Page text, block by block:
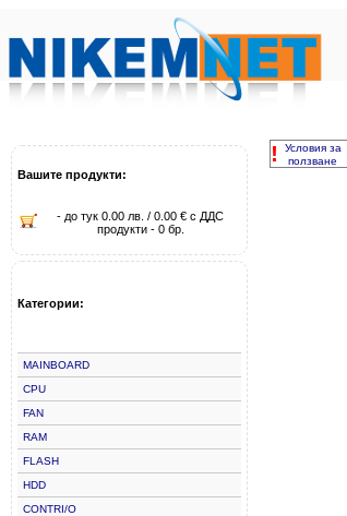
Вашите продукти:
- до тук 0.00 лв. / 0.00 € с ДДС
продукти - 0 бр.
Категории:
MAINBOARD
CPU
FAN
RAM
FLASH
HDD
CONTRI/O
!
Условия за
ползване